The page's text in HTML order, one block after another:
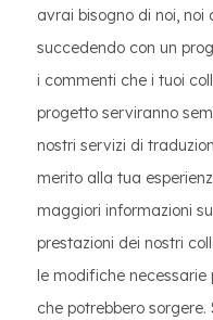
avrai bisogno di noi,
succedendo con un
i commenti che i tuoi
progetto serviranno
nostri servizi di
merito alla tua
maggiori informazioni
prestazioni dei nostri
le modifiche necessarie
che potrebbero